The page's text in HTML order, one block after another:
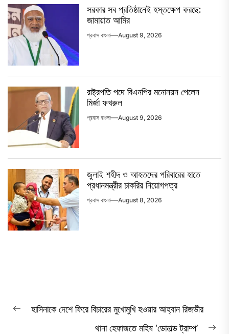
সরকার সব প্রতিষ্ঠানেই হস্তক্ষেপ করছে:
জামায়াত আমির
প্রবাস বাংলা August 9, 2026
রাষ্ট্রপতি পদে বিএনপির মনোনয়ন পেলেন
মির্জা ফখরুল
প্রবাস বাংলা August 9, 2026
জুলাই শহীদ ও আহতদের পরিবারের হাতে
প্রধানমন্ত্রীর চাকরির নিয়োগপত্র
প্রবাস বাংলা August 8, 2026
Post
Previous
হাসিনাকে দেশে ফিরে বিচারের মুখোমুখি হওয়ার আহ্বান রিজভীর
থানা হেফাজতে মহিষ ‘ডোনাল্ড ট্রাম্প’